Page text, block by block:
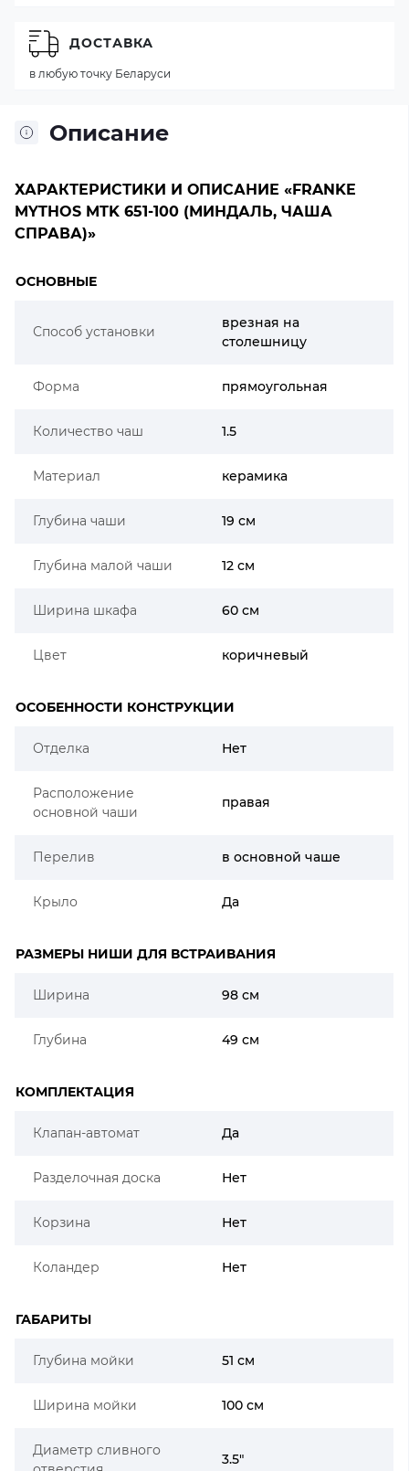
Описание
ХАРАКТЕРИСТИКИ И ОПИСАНИЕ «FRANKE
MYTHOS MTK 651-100 (МИНДАЛЬ, ЧАША
СПРАВА)»
ОСНОВНЫЕ
Способ установки
врезная на
столешницу
Форма прямоугольная
Количество чаш 1.5
Материал керамика
Глубина чаши 19 см
Глубина малой чаши 12 см
Ширина шкафа 60 см
Цвет коричневый
ОСОБЕННОСТИ КОНСТРУКЦИИ
Отделка Нет
Расположение
основной чаши
правая
Перелив в основной чаше
Крыло Да
РАЗМЕРЫ НИШИ ДЛЯ ВСТРАИВАНИЯ
Ширина 98 см
Глубина 49 см
КОМПЛЕКТАЦИЯ
Клапан-автомат Да
Разделочная доска Нет
Корзина Нет
Коландер Нет
ГАБАРИТЫ
Глубина мойки 51 см
Ширина мойки 100 см
Диаметр сливного
3.5"
ДОСТАВКА
в любую точку Беларуси